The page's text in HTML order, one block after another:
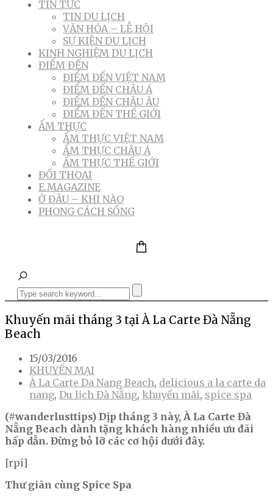
TIN TỨC
TIN DU LỊCH
VĂN HÓA – LỄ HỘI
SỰ KIỆN DU LỊCH
KINH NGHIỆM DU LỊCH
ĐIỂM ĐẾN
ĐIỂM ĐẾN VIỆT NAM
ĐIỂM ĐẾN CHÂU Á
ĐIỂM ĐẾN CHÂU ÂU
ĐIỂM ĐẾN THẾ GIỚI
ẨM THỰC
ẨM THỰC VIỆT NAM
ẨM THỰC CHÂU Á
ẨM THỰC THẾ GIỚI
ĐỐI THOẠI
E.MAGAZINE
Ở ĐÂU – KHI NÀO
PHONG CÁCH SỐNG
Khuyến mãi tháng 3 tại À La Carte Đà Nẵng
Beach
15/03/2016
KHUYẾN MẠI
À La Carte Da Nang Beach, delicious a la carte da
nang, Du lịch Đà Nẵng, khuyến mãi, spice spa
(#wanderlusttips) Dịp tháng 3 này, À La Carte Đà
Nẵng Beach dành tặng khách hàng nhiều ưu đãi
hấp dẫn. Đừng bỏ lỡ các cơ hội dưới đây.
[rpi]
Thư giãn cùng Spice Spa